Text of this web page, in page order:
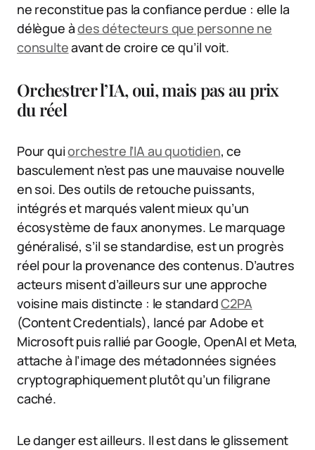
ne reconstitue pas la confiance perdue : elle la
délègue àdes détecteurs que personne ne
consulteavant de croire ce qu’il voit.
Orchestrer l’IA, oui, mais pas au prix
du réel
Pour quiorchestre l’IA au quotidien, ce
basculement n’est pas une mauvaise nouvelle
en soi. Des outils de retouche puissants,
intégrés et marqués valent mieux qu’un
écosystème de faux anonymes. Le marquage
généralisé, s’il se standardise, est un progrès
réel pour la provenance des contenus. D’autres
acteurs misent d’ailleurs sur une approche
voisine mais distincte : le standardC2PA
(Content Credentials), lancé par Adobe et
Microsoft puis rallié par Google, OpenAI et Meta,
attache à l’image des métadonnées signées
cryptographiquement plutôt qu’un filigrane
caché.
Le danger est ailleurs. Il est dans le glissement